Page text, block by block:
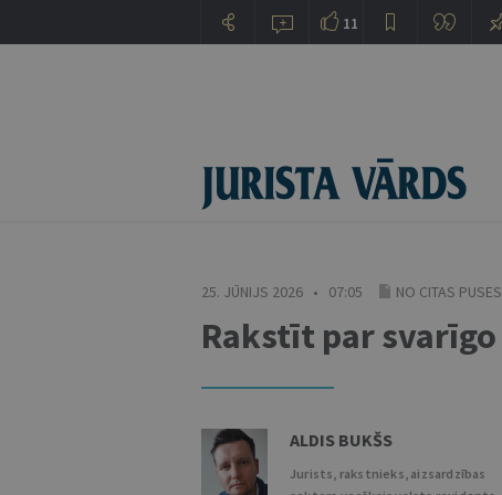
25. JŪNIJS 2026 • 07:05 NO CITAS PUSES
Rakstīt par svarīgo
ALDIS BUKŠS
Jurists, rakstnieks, aizsardzības
11